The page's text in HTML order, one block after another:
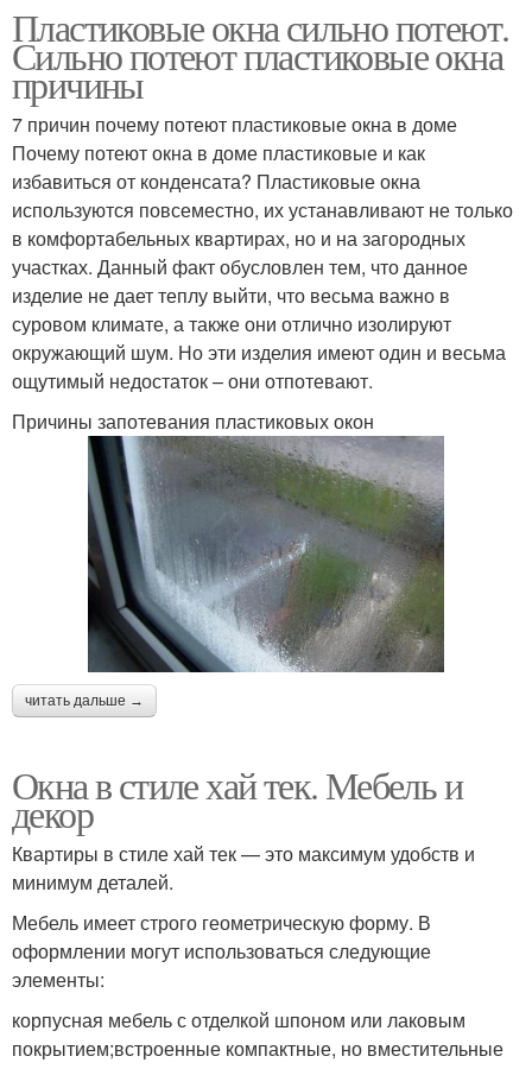
Пластиковые окна сильно потеют.
Сильно потеют пластиковые окна
причины
7 причин почему потеют пластиковые окна в доме
Почему потеют окна в доме пластиковые и как
избавиться от конденсата? Пластиковые окна
используются повсеместно, их устанавливают не только
в комфортабельных квартирах, но и на загородных
участках. Данный факт обусловлен тем, что данное
изделие не дает теплу выйти, что весьма важно в
суровом климате, а также они отлично изолируют
окружающий шум. Но эти изделия имеют один и весьма
ощутимый недостаток – они отпотевают.
Причины запотевания пластиковых окон
читать дальше →
Окна в стиле хай тек. Мебель и
декор
Квартиры в стиле хай тек — это максимум удобств и
минимум деталей.
Мебель имеет строго геометрическую форму. В
оформлении могут использоваться следующие
элементы:
корпусная мебель с отделкой шпоном или лаковым
покрытием;встроенные компактные, но вместительные